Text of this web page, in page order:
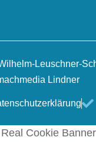
Leuschner-
Lindner
Cookie Banner